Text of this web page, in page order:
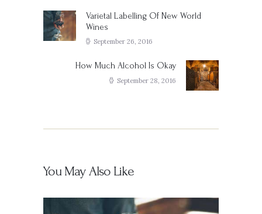
Previous
post:
Varietal Labelling Of New World
Wines
September 26, 2016
Next
post:
How Much Alcohol Is Okay
September 28, 2016
You May Also Like